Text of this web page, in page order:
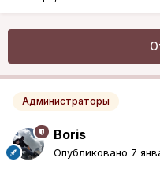
Администраторы
Boris
Опубликовано 7